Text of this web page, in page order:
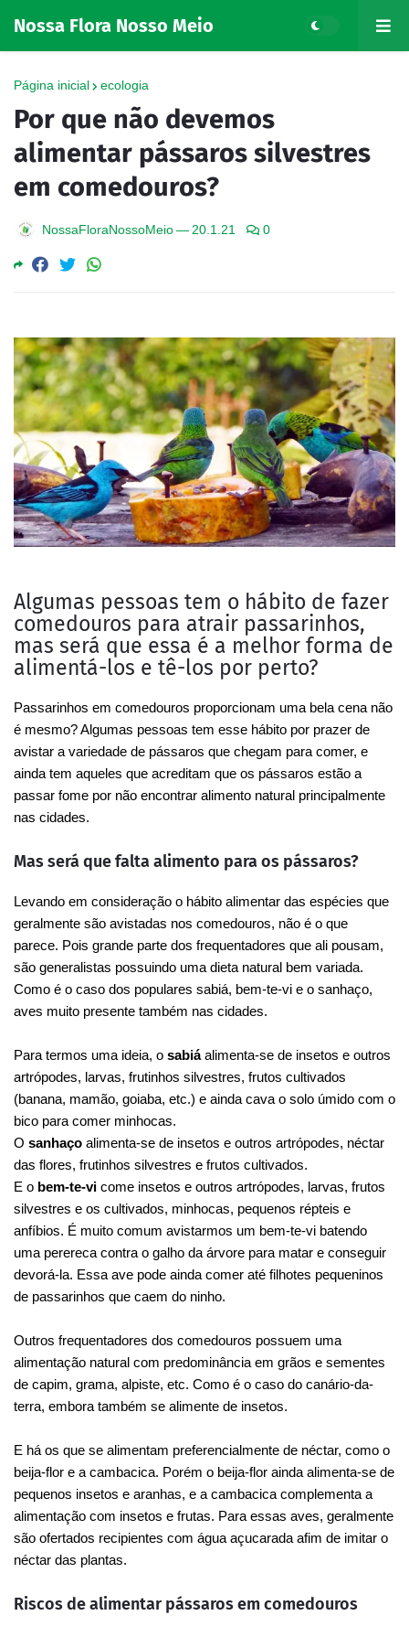
Nossa Flora Nosso Meio
Página inicial ecologia
Por que não devemos
alimentar pássaros silvestres
em comedouros?
NossaFloraNossoMeio— 20.1.21 0
Algumas pessoas tem o hábito de fazer
comedouros para atrair passarinhos,
mas será que essa é a melhor forma de
alimentá-los e tê-los por perto?
Passarinhos em comedouros proporcionam uma bela cena não
é mesmo? Algumas pessoas tem esse hábito por prazer de
avistar a variedade de pássaros que chegam para comer, e
ainda tem aqueles que acreditam que os pássaros estão a
passar fome por não encontrar alimento natural principalmente
nas cidades.
Mas será que falta alimento para os pássaros?
Levando em consideração o hábito alimentar das espécies que
geralmente são avistadas nos comedouros, não é o que
parece. Pois grande parte dos frequentadores que ali pousam,
são generalistas possuindo uma dieta natural bem variada.
Como é o caso dos populares sabiá, bem-te-vi e o sanhaço,
aves muito presente também nas cidades.
Para termos uma ideia, o sabiáalimenta-se de insetos e outros
artrópodes, larvas, frutinhos silvestres, frutos cultivados
(banana, mamão, goiaba, etc.) e ainda cava o solo úmido com o
bico para comer minhocas.
O sanhaço alimenta-se de insetos e outros artrópodes, néctar
das flores, frutinhos silvestres e frutos cultivados.
E o bem-te-vi come insetos e outros artrópodes, larvas, frutos
silvestres e os cultivados, minhocas, pequenos répteis e
anfíbios. É muito comum avistarmos um bem-te-vi batendo
uma perereca contra o galho da árvore para matar e conseguir
devorá-la. Essa ave pode ainda comer até filhotes pequeninos
de passarinhos que caem do ninho.
Outros frequentadores dos comedouros possuem uma
alimentação natural com predominância em grãos e sementes
de capim, grama, alpiste, etc. Como é o caso do canário-da-
terra, embora também se alimente de insetos.
E há os que se alimentam preferencialmente de néctar, como o
beija-flor e a cambacica. Porém o beija-flor ainda alimenta-se de
pequenos insetos e aranhas, e a cambacica complementa a
alimentação com insetos e frutas. Para essas aves, geralmente
são ofertados recipientes com água açucarada afim de imitar o
néctar das plantas.
Riscos de alimentar pássaros em comedouros